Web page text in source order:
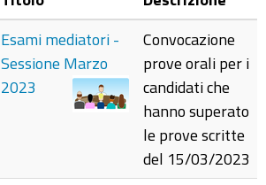
Esami mediatori -
Sessione Marzo
2023
Convocazione
prove orali per i
candidati che
hanno superato
le prove scritte
del 15/03/2023